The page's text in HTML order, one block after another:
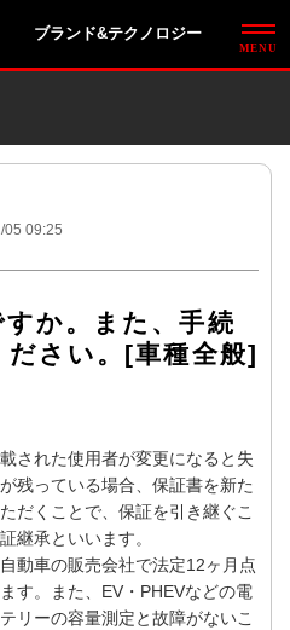
ブランド&テクノロジー
05 09:25
か。また、手続
ださい。[車種全般]
された使用者が変更になると失
残っている場合、保証書を新た
だくことで、保証を引き継ぐこ
継承といいます。
動車の販売会社で法定12ヶ月点
す。また、EV・PHEVなどの電
リーの容量測定と故障がないこ